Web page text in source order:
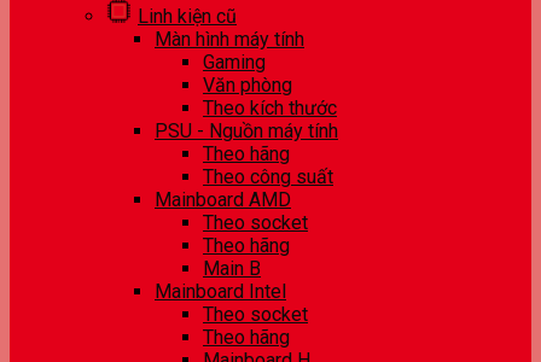
Linh kiện cũ
Màn hình máy tính
Gaming
Văn phòng
Theo kích thước
PSU - Nguồn máy tính
Theo hãng
Theo công suất
Mainboard AMD
Theo socket
Theo hãng
Main B
Mainboard Intel
Theo socket
Theo hãng